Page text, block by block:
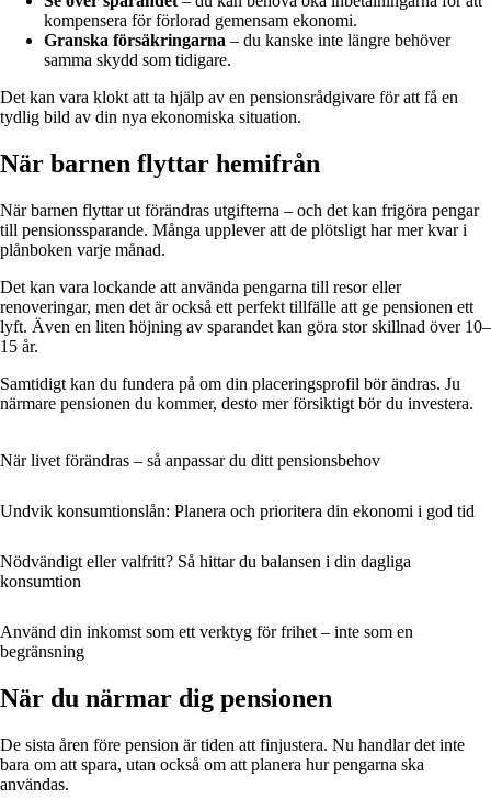
kompensera för förlorad gemensam ekonomi.
Granska försäkringarna – du kanske inte längre behöver
samma skydd som tidigare.
Det kan vara klokt att ta hjälp av en pensionsrådgivare för att få en
tydlig bild av din nya ekonomiska situation.
När barnen flyttar hemifrån
När barnen flyttar ut förändras utgifterna – och det kan frigöra pengar
till pensionssparande. Många upplever att de plötsligt har mer kvar i
plånboken varje månad.
Det kan vara lockande att använda pengarna till resor eller
renoveringar, men det är också ett perfekt tillfälle att ge pensionen ett
lyft. Även en liten höjning av sparandet kan göra stor skillnad över 10–
15 år.
Samtidigt kan du fundera på om din placeringsprofil bör ändras. Ju
närmare pensionen du kommer, desto mer försiktigt bör du investera.
När livet förändras – så anpassar du ditt pensionsbehov
Undvik konsumtionslån: Planera och prioritera din ekonomi i god tid
Nödvändigt eller valfritt? Så hittar du balansen i din dagliga
konsumtion
Använd din inkomst som ett verktyg för frihet – inte som en
begränsning
När du närmar dig pensionen
De sista åren före pension är tiden att finjustera. Nu handlar det inte
bara om att spara, utan också om att planera hur pengarna ska
användas.